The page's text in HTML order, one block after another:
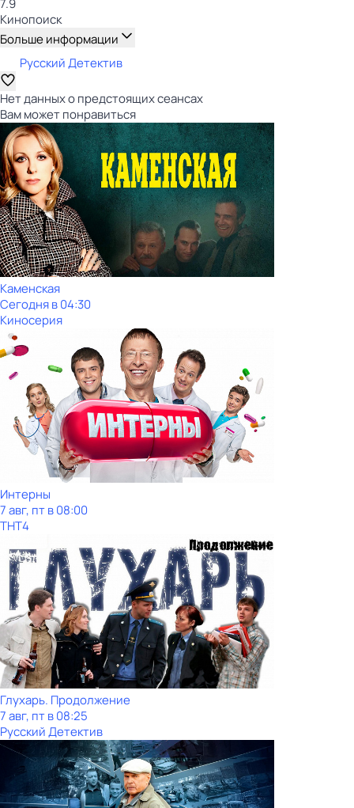
7.9
Кинопоиск
Больше информации
Русский Детектив
Нет данных о предстоящих сеансах
Вам может понравиться
Каменская
Сегодня в 04:30
Киносерия
Интерны
7 авг, пт в 08:00
ТНТ4
Глухарь. Продолжение
7 авг, пт в 08:25
Русский Детектив